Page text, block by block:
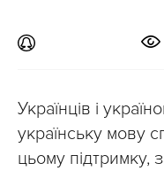
Українців і
українську мову
цьому підтримку,